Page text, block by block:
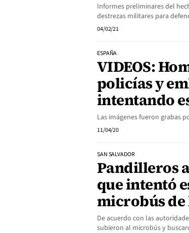
Informes preliminares del
destrezas militares para
04/02/21
ESPAÑA
VIDEOS:
policías y
intentando
Las imágenes fueron grabas
11/04/20
SAN SALVADOR
Pandilleros
que intentó
microbús de
De acuerdo con las
subieron al microbús y